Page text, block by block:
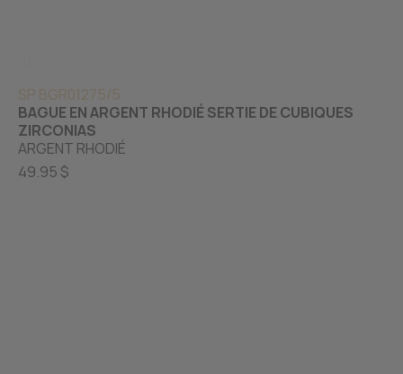
SP BGR01275/5
BAGUE EN ARGENT RHODIÉ SERTIE DE CUBIQUES
ZIRCONIAS
ARGENT RHODIÉ
49.95 $